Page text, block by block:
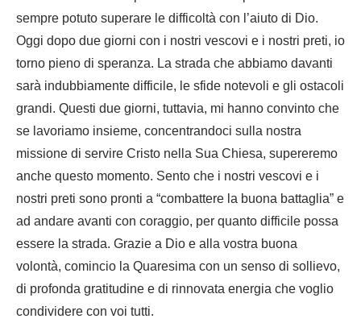
sempre potuto superare le difficoltà con l’aiuto di Dio.
Oggi dopo due giorni con i nostri vescovi e i nostri preti, io
torno pieno di speranza. La strada che abbiamo davanti
sarà indubbiamente difficile, le sfide notevoli e gli ostacoli
grandi. Questi due giorni, tuttavia, mi hanno convinto che
se lavoriamo insieme, concentrandoci sulla nostra
missione di servire Cristo nella Sua Chiesa, supereremo
anche questo momento. Sento che i nostri vescovi e i
nostri preti sono pronti a “combattere la buona battaglia” e
ad andare avanti con coraggio, per quanto difficile possa
essere la strada. Grazie a Dio e alla vostra buona
volontà, comincio la Quaresima con un senso di sollievo,
di profonda gratitudine e di rinnovata energia che voglio
condividere con voi tutti.